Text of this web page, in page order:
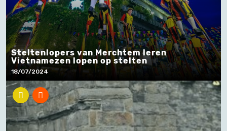
Steltenlopers van Merchtem leren
Vietnamezen lopen op stelten
18/07/2024